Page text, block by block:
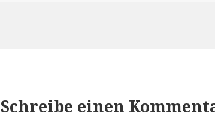
Schreibe einen